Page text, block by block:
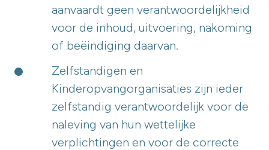
aanvaardt geen verantwoordelijkheid
voor de inhoud, uitvoering, nakoming
of beëindiging daarvan.
Zelfstandigen en
Kinderopvangorganisaties zijn ieder
zelfstandig verantwoordelijk voor de
naleving van hun wettelijke
verplichtingen en voor de correcte